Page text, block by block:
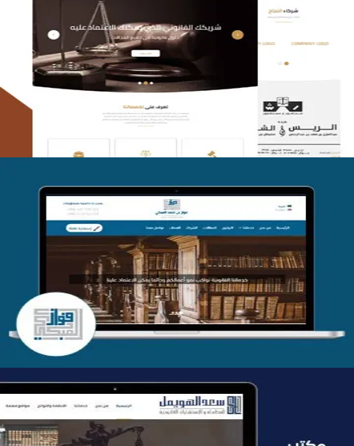
الريس والشعلان للمحاماة
التفاصيل
موقع فواز المبكي للمحاماة
التفاصيل